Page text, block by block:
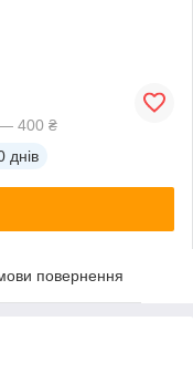
— 400 ₴
днів
повернення